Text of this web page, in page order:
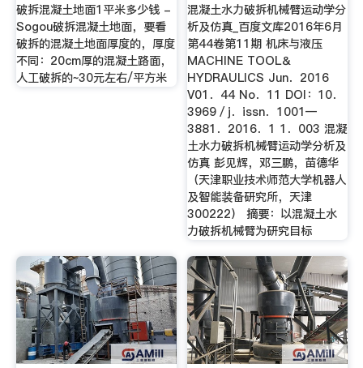
破拆混凝土地面1平米多少钱 -
Sogou破拆混凝土地面，要看
破拆的混凝土地面厚度的，厚度
不同：20cm厚的混凝土路面，
人工破拆的~30元左右/平方米
混凝土水力破拆机械臂运动学分
析及仿真_百度文库2016年6月
第44卷第11期 机床与液压
MACHINE TOOL＆
HYDRAULICS Jun．2016
V01．44 No．11 DOI：10．
3969／j．issn．1001—
3881．2016．1 1．003 混凝
土水力破拆机械臂运动学分析及
仿真 彭见辉，邓三鹏，苗德华
（天津职业技术师范大学机器人
及智能装备研究所，天津
300222） 摘要：以混凝土水
力破拆机械臂为研究目标